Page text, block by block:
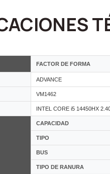
FACTOR DE FORMA
ADVANCE
VM1462
INTEL CORE i5 14450HX
CAPACIDAD
TIPO
BUS
TIPO DE RANURA